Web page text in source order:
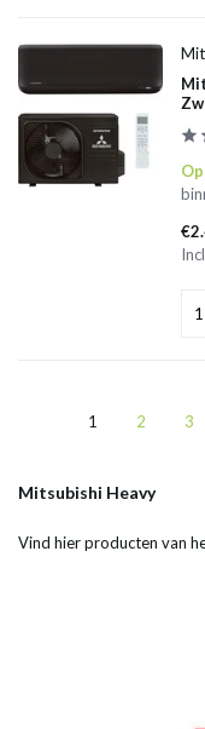
1 2 3
Mitsubishi Heavy
Vind hier producten van